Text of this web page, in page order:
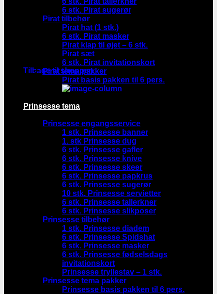
Ingen varer i kurven.
Tilbage til shoppen
6 stk. Pirat sugerør
Pirat tilbehør
Pirat hat (1 stk.)
6 stk. Pirat masker
Pirat klap til øjet – 6 stk.
Pirat sæt
6 stk. Pirat invitationskort
Pirat tema pakker
Pirat basis pakken til 6 pers.
Prinsesse tema
Prinsesse engangsservice
1 stk. Prinsesse banner
1. stk Prinsesse dug
6 stk. Prinsesse gafler
6 stk. Prinsesse knive
6 stk. Prinsesse skeer
6 stk. Prinsesse papkrus
6 stk. Prinsesse sugerør
10 stk. Prinsesse servietter
6 stk. Prinsesse tallerkner
6 stk. Prinsesse slikposer
Prinsesse tilbehør
1 stk. Prinsesse diadem
6 stk. Prinsesse Spidshat
6 stk. Prinsesse masker
6 stk. Prinsesse fødselsdags
invitationskort
Prinsesse tryllestav – 1 stk.
Prinsesse tema pakker
Prinsesse basis pakken til 6 pers.